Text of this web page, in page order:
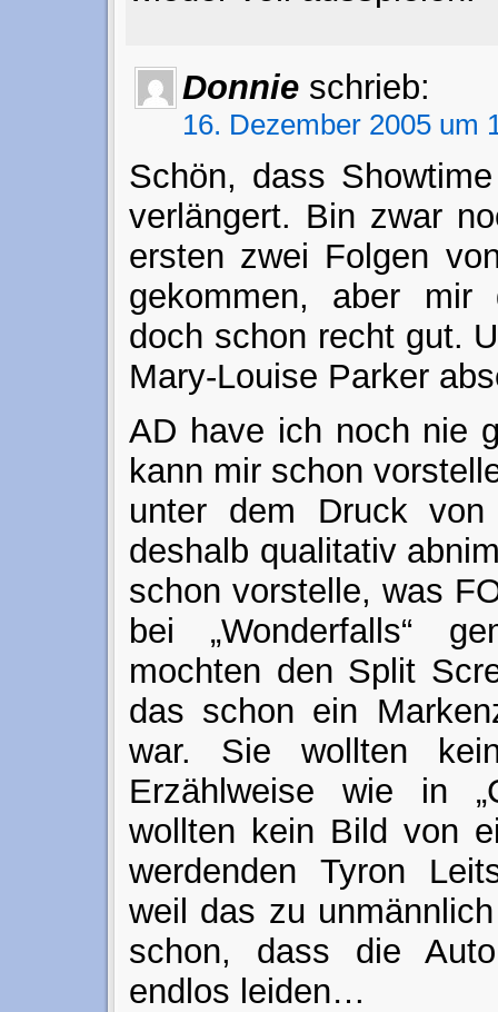
Donnie schrieb:
16. Dezember 2005 um
Schön, dass
verlängert. Bin zwar
ersten zwei Folgen
gekommen, aber mir
doch schon recht gut.
Mary-Louise Parker
AD have ich noch nie
kann mir schon
unter dem Druck
deshalb qualitativ
schon vorstelle, was
bei „Wonderfalls“
mochten den Split
das schon ein
war. Sie wollten
Erzählweise wie in
wollten kein Bild von
werdenden Tyron
weil das zu
schon, dass die
endlos leiden…